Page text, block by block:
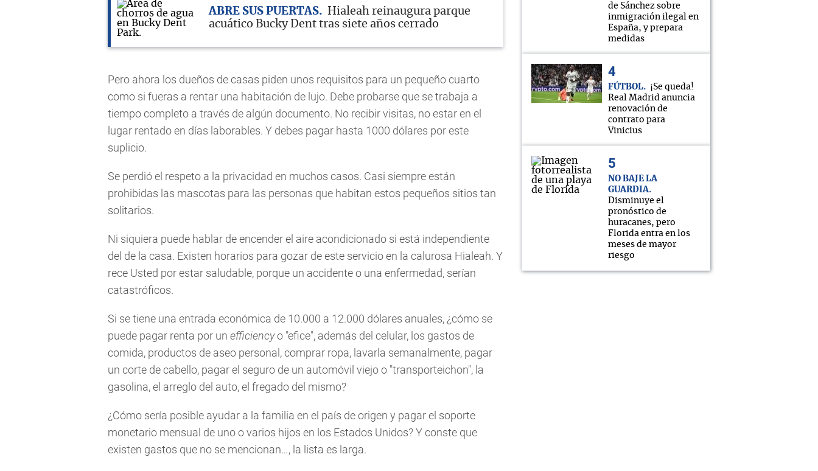
ABRE SUS PUERTAS
Hialeah reinaugura parque
acuático Bucky Dent tras siete años cerrado
Pero ahora los dueños de casas piden unos requisitos para un pequeño cuarto
como si fueras a rentar una habitación de lujo. Debe probarse que se trabaja a
tiempo completo a través de algún documento. No recibir visitas, no estar en el
lugar rentado en días laborables. Y debes pagar hasta 1000 dólares por este
suplicio.
Se perdió el respeto a la privacidad en muchos casos. Casi siempre están
prohibidas las mascotas para las personas que habitan estos pequeños sitios tan
solitarios.
Ni siquiera puede hablar de encender el aire acondicionado si está independiente
del de la casa. Existen horarios para gozar de este servicio en la calurosa Hialeah. Y
rece Usted por estar saludable, porque un accidente o una enfermedad, serían
catastróficos.
Si se tiene una entrada económica de 10.000 a 12.000 dólares anuales, ¿cómo se
puede pagar renta por un efficiencyo "efice", además del celular, los gastos de
comida, productos de aseo personal, comprar ropa, lavarla semanalmente, pagar
un corte de cabello, pagar el seguro de un automóvil viejo o "transporteichon", la
gasolina, el arreglo del auto, el fregado del mismo?
¿Cómo sería posible ayudar a la familia en el país de origen y pagar el soporte
monetario mensual de uno o varios hijos en los Estados Unidos? Y conste que
existen gastos que no se mencionan…, la lista es larga.
de Sánchez sobre
inmigración ilegal en
España, y prepara
medidas
FÚTBOL
¡Se queda!
Real Madrid anuncia
renovación de
contrato para
Vinicius
NO BAJE LA
GUARDIA
Disminuye el
pronóstico de
huracanes, pero
Florida entra en los
meses de mayor
riesgo